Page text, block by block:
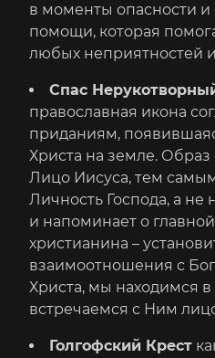
в моменты опасности и
помощи, которая
любых неприятностей
Спас
православная икона
приданиям,
Христа на земле. Образ
Лицо Иисуса, тем
Личность Господа, а не
и напоминает о
христианина –
взаимоотношения с
Христа, мы находимся
встречаемся с Ним
Голгофский Крест